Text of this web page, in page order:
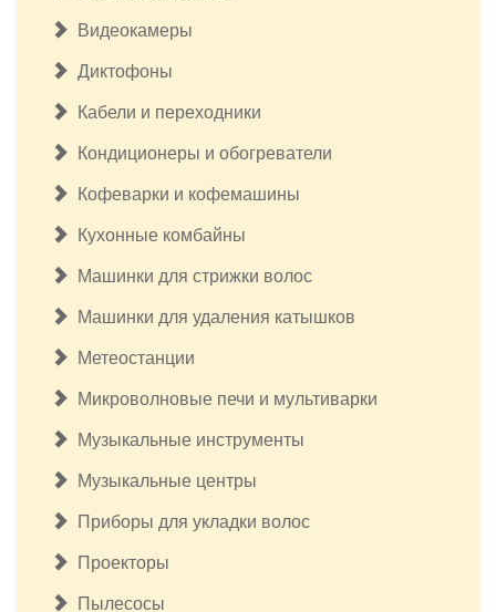
Видеокамеры
Диктофоны
Кабели и переходники
Кондиционеры и обогреватели
Кофеварки и кофемашины
Кухонные комбайны
Машинки для стрижки волос
Машинки для удаления катышков
Метеостанции
Микроволновые печи и мультиварки
Музыкальные инструменты
Музыкальные центры
Приборы для укладки волос
Проекторы
Пылесосы